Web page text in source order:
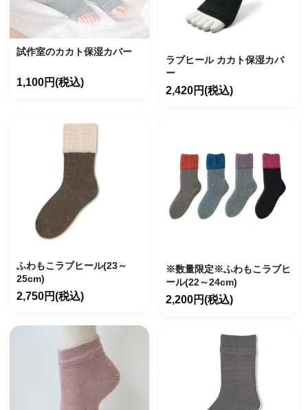
試作室のカカト保湿カバー
1,100円(税込)
ラブヒール カカト保湿カバ
ー
2,420円(税込)
ふわもこラブヒール(23～
25cm)
2,750円(税込)
※数量限定※ふわもこラブヒ
ール(22～24cm)
2,200円(税込)